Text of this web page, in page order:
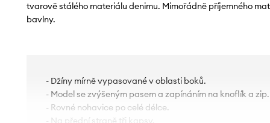
tvarově stálého materiálu denimu. Mimořádně příjemného
bavlny.
- Džíny mírně vypasované v oblasti boků.
- Model se zvýšeným pasem a zapínáním na knoflík a zip.
- Rovné nohavice po celé délce.
- Na přední straně tři kapsy.